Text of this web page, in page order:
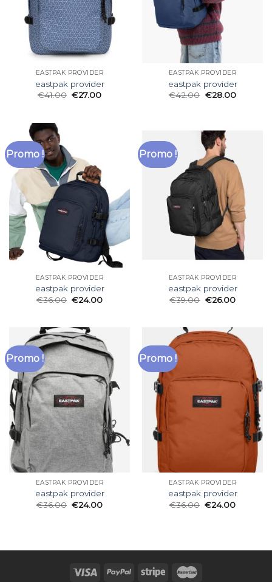
EASTPAK PROVIDER
eastpak provider
€41.00 €27.00
EASTPAK PROVIDER
eastpak provider
€42.00 €28.00
Promo !
EASTPAK PROVIDER
eastpak provider
€36.00 €24.00
Promo !
EASTPAK PROVIDER
eastpak provider
€39.00 €26.00
Promo !
EASTPAK PROVIDER
eastpak provider
€36.00 €24.00
Promo !
EASTPAK PROVIDER
eastpak provider
€36.00 €24.00